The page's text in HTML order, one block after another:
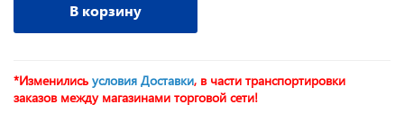
В корзину
*Изменились условия Доставки, в части транспортировки
заказов между магазинами торговой сети!